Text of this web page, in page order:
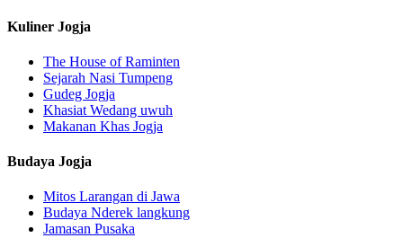
Kuliner Jogja
The House of Raminten
Sejarah Nasi Tumpeng
Gudeg Jogja
Khasiat Wedang uwuh
Makanan Khas Jogja
Budaya Jogja
Mitos Larangan di Jawa
Budaya Nderek langkung
Jamasan Pusaka